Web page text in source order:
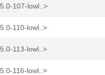
107-lowl..>
110-lowl..>
113-lowl..>
116-lowl..>